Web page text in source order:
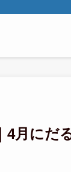
4月にだ